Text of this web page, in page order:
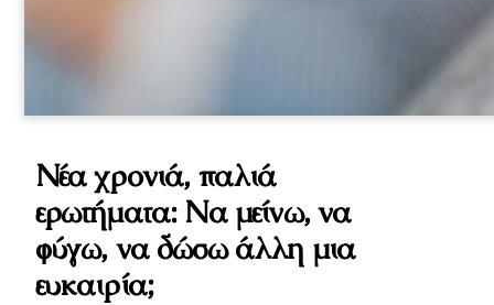
Νέα χρονιά, παλιά
ερωτήματα: Να μείνω, να
φύγω, να δώσω άλλη μια
ευκαιρία;